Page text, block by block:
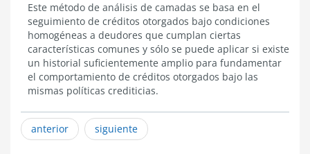
Grupo
de
Créditos
Sociales
Este método de análisis de camadas se basa en el
seguimiento de créditos otorgados bajo condiciones
homogéneas a deudores que cumplan ciertas
características comunes y sólo se puede aplicar si existe
un historial suficientemente amplio para fundamentar
el comportamiento de créditos otorgados bajo las
mismas políticas crediticias.
anterior siguiente